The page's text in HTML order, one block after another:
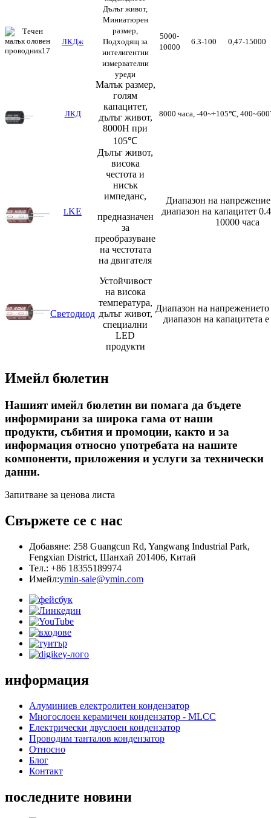
ЛКДж
Дълъг живот,
Миниатюрен
размер,
Подходящ за
интелигентни
измервателни
уреди
5000-
10000
6.3-100 0,47-15000
ЛКД
Малък размер,
голям
капацитет,
дълъг живот,
8000H при
105℃
8000 часа, -40~+105℃,
LKE
Дълъг живот,
висока
честота и
нисък
импеданс,
предназначен
за
преобразуване
на честотата
на двигателя
Диапазон на
диапазон на капацитет
10000 часа
Светодиод
Устойчивост
на висока
температура,
дълъг живот,
специални
LED
продукти
Диапазон на
диапазон на капацитета
Имейл бюлетин
Нашият имейл бюлетин ви помага да бъдете
информирани за широка гама от наши
продукти, събития и промоции, както и за
информация относно употребата на нашите
компоненти, приложения и услуги за технически
данни.
Запитване за ценова листа
Свържете се с нас
Добавяне: 258 Guangcun Rd, Yangwang Industrial Park,
Fengxian District, Шанхай 201406, Китай
Тел.: +86 18355189974
Имейл:ymin-sale@ymin.com
информация
Алуминиев електролитен кондензатор
Многослоен керамичен кондензатор - MLCC
Електрически двуслоен кондензатор
Проводим танталов кондензатор
Относно
Блог
Контакт
последните новини